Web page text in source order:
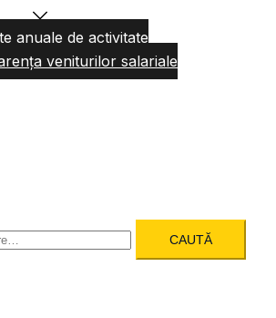
anuale de activitate
veniturilor salariale